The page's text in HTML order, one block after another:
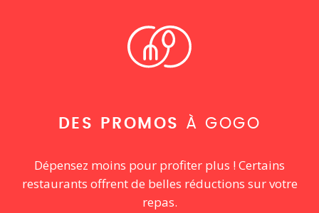
DES PROMOS À GOGO
Dépensez moins pour profiter plus ! Certains
restaurants offrent de belles réductions sur votre
repas.